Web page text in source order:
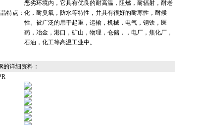
特点：
恶劣环境内，它具有优良的耐高温，阻燃，耐辐射，耐老
化，耐臭氧，防水等特性，并具有很好的耐寒性，耐候
性。被广泛的用于起重，运输，机械，电气，钢铁，医
药，冶金，港口，矿山，物理，仓储，，电厂，焦化厂，
石油，化工等高温工业中。
的详细资料：